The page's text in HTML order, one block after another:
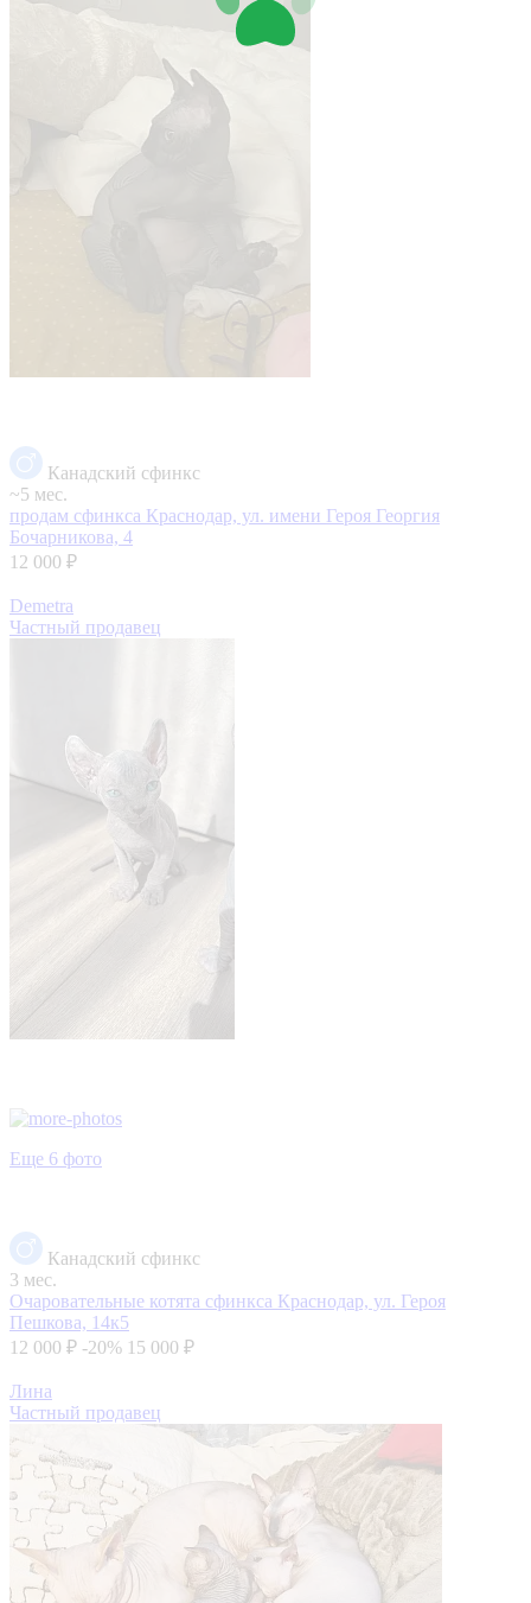
Канадский сфинкс
~5 мес.
продам сфинкса Краснодар, ул. имени Героя Георгия
Бочарникова, 4
12 000 ₽
Demetra
Частный продавец
Еще 6 фото
Канадский сфинкс
3 мес.
Очаровательные котята сфинкса Краснодар, ул. Героя
Пешкова, 14к5
12 000 ₽ -20% 15 000 ₽
Лина
Частный продавец